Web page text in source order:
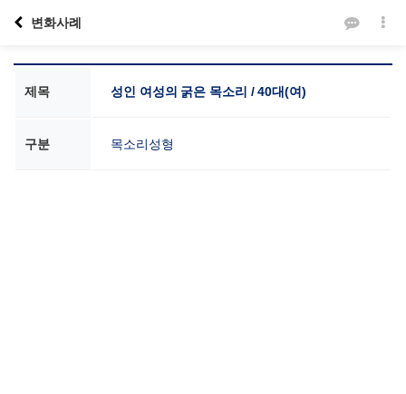
변화사례
제목 성인 여성의 굵은 목소리 / 40대(여)
구분 목소리성형